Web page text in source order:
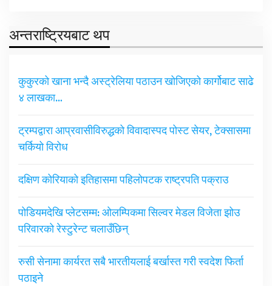
अन्तराष्ट्रियबाट थप
कुकुरको खाना भन्दै अस्ट्रेलिया पठाउन खोजिएको कार्गोबाट साढे
४ लाखका…
ट्रम्पद्वारा आप्रवासीविरुद्धको विवादास्पद पोस्ट सेयर, टेक्सासमा
चर्कियो विरोध
दक्षिण कोरियाको इतिहासमा पहिलोपटक राष्ट्रपति पक्राउ
पोडियमदेखि प्लेटसम्म: ओलम्पिकमा सिल्वर मेडल विजेता झोउ
परिवारको रेस्टुरेन्ट चलाउँछिन्
रुसी सेनामा कार्यरत सबै भारतीयलाई बर्खास्त गरी स्वदेश फिर्ता
पठाइने